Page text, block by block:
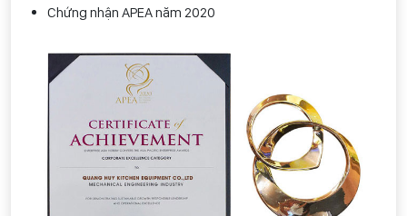
Chứng nhận APEA năm 2020